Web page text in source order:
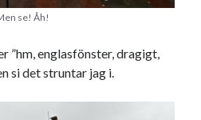
se! Åh!
”hm, englasfönster, dragigt,
si det struntar jag i.